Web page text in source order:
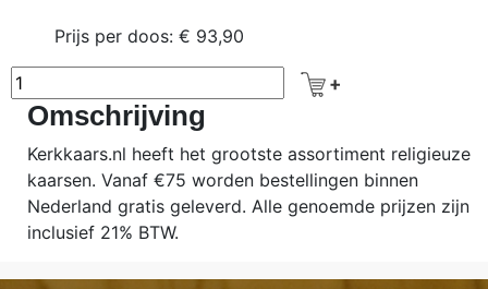
Prijs per doos: € 93,90
Omschrijving
Kerkkaars.nl heeft het grootste assortiment religieuze
kaarsen. Vanaf €75 worden bestellingen binnen
Nederland gratis geleverd. Alle genoemde prijzen zijn
inclusief 21% BTW.